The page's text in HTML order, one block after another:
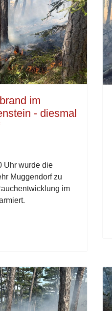
im
- diesmal
Uhr wurde die
Muggendorf zu
im